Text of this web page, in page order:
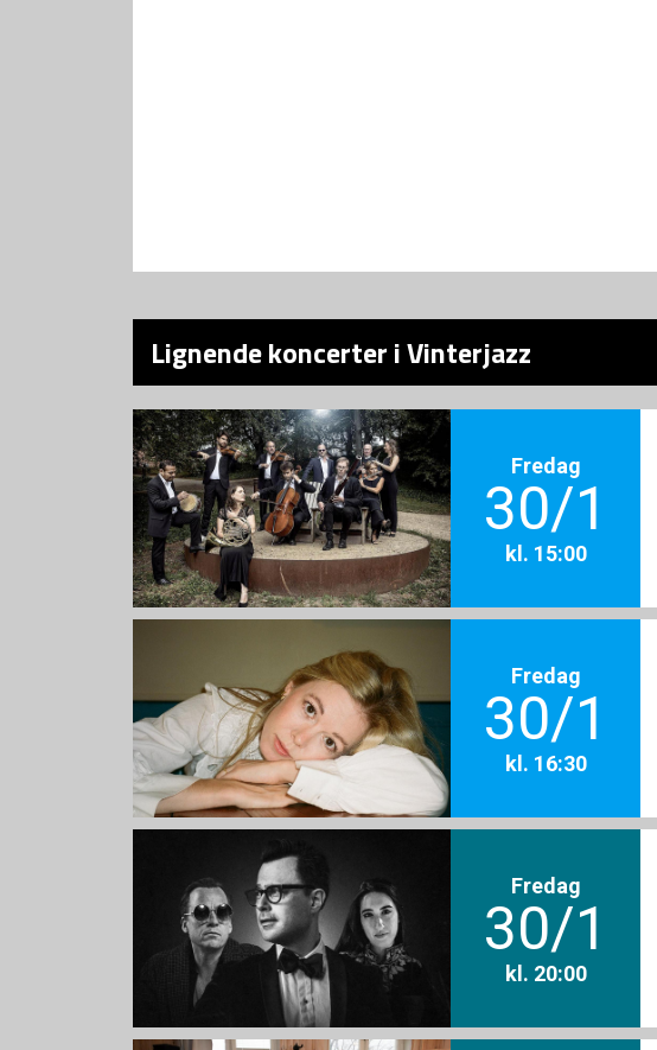
Lignende koncerter i Vinterjazz
Fredag
30/1
kl. 15:00
Fredag
30/1
kl. 16:30
Fredag
30/1
kl. 20:00